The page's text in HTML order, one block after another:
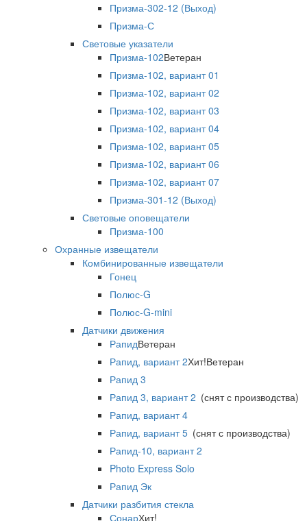
Призма-302-12 (Выход)
Призма-С
Световые указатели
Призма-102Ветеран
Призма-102, вариант 01
Призма-102, вариант 02
Призма-102, вариант 03
Призма-102, вариант 04
Призма-102, вариант 05
Призма-102, вариант 06
Призма-102, вариант 07
Призма-301-12 (Выход)
Световые оповещатели
Призма-100
Охранные извещатели
Комбинированные извещатели
Гонец
Полюс-G
Полюс-G-mini
Датчики движения
РапидВетеран
Рапид, вариант 2Хит!Ветеран
Рапид 3
Рапид 3, вариант 2 (снят с производства)
Рапид, вариант 4
Рапид, вариант 5 (снят с производства)
Рапид-10, вариант 2
Photo Express Solo
Рапид Эк
Датчики разбития стекла
СонарХит!